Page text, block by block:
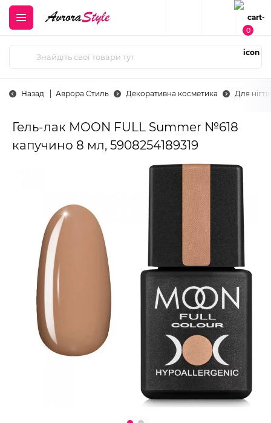
0
Назад Аврора Стиль Декоративна косметика Для нігтів
Гель-лак MOON FULL Summer №618
капучино 8 мл, 5908254189319